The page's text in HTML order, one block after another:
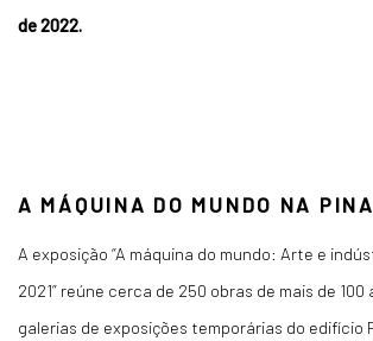
de 2022.
A MÁQUINA DO MUNDO NA
A exposição “A máquina do mundo: Arte e
2021” reúne cerca de 250 obras de mais de
galerias de exposições temporárias do edifício